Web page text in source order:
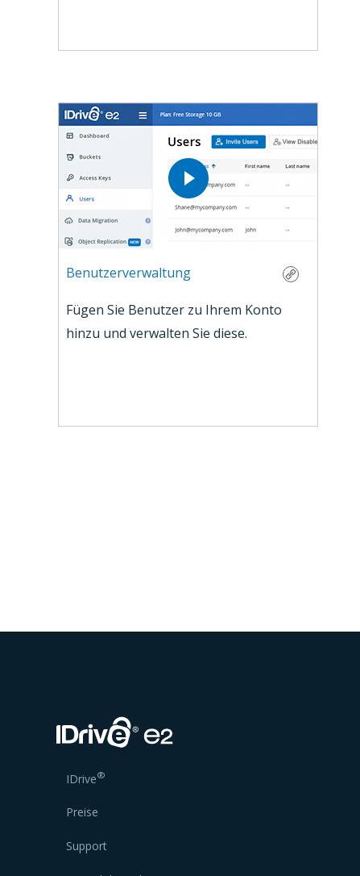
Benutzerverwaltung
Fügen Sie Benutzer zu Ihrem Konto
hinzu und verwalten Sie diese.
IDrive®
Preise
Support